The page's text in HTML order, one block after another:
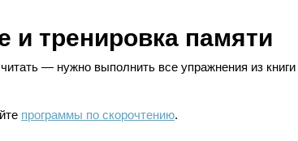
и тренировка памяти
— нужно выполнить все упражнения из книги
программы по скорочтению.